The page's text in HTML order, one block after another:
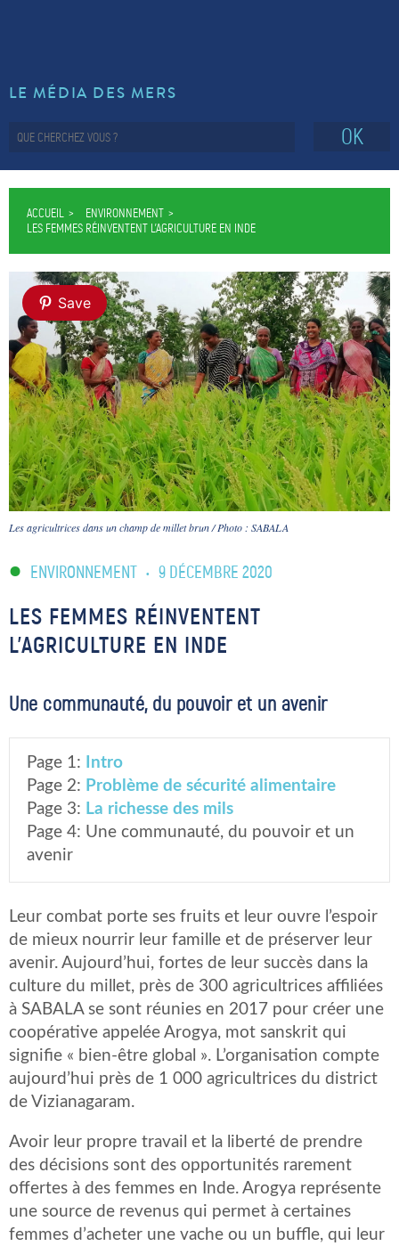
LE MÉDIA DES MERS
OK
ACCUEIL
ENVIRONNEMENT
LES FEMMES RÉINVENTENT L’AGRICULTURE EN INDE
Save
Les agricultrices dans un champ de millet brun / Photo : SABALA
ENVIRONNEMENT • 9 DÉCEMBRE 2020
LES FEMMES RÉINVENTENT
L’AGRICULTURE EN INDE
Une communauté, du pouvoir et un avenir
Page 1:
Intro
Page 2: Problème de sécurité alimentaire
Page 3: La richesse des mils
Page 4: Une communauté, du pouvoir et un
avenir
Leur combat porte ses fruits et leur ouvre l’espoir
de mieux nourrir leur famille et de préserver leur
avenir. Aujourd’hui, fortes de leur succès dans la
culture du millet, près de 300 agricultrices affiliées
à SABALA se sont réunies en 2017 pour créer une
coopérative appelée Arogya, mot sanskrit qui
signifie « bien-être global ». L’organisation compte
aujourd’hui près de 1 000 agricultrices du district
de Vizianagaram.
Avoir leur propre travail et la liberté de prendre
des décisions sont des opportunités rarement
offertes à des femmes en Inde. Arogya représente
une source de revenus qui permet à certaines
femmes d’acheter une vache ou un buffle, qui leur